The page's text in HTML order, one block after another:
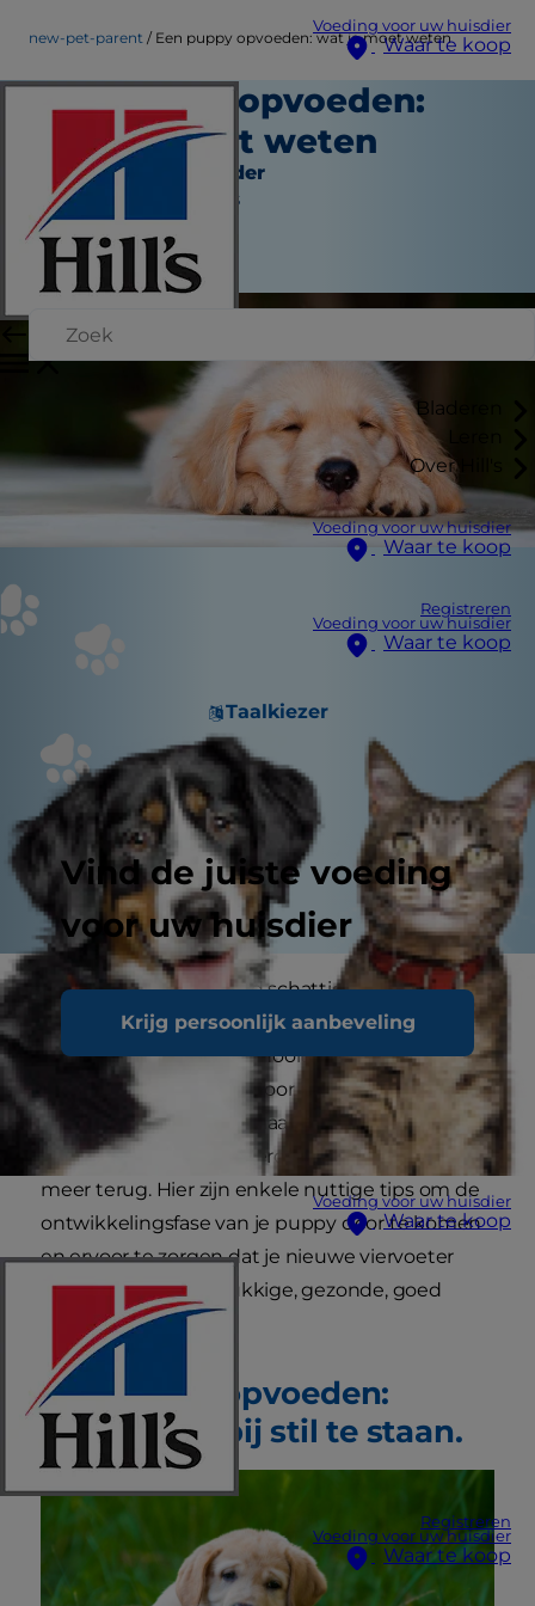
Voeding voor uw huisdier
Waar te koop
Bladeren
Over Hill's
Voeding voor uw huisdier
Waar te koop
Registreren
Voeding voor uw huisdier
Waar te koop
Taalkiezer
Vind de juiste voeding
voor uw huisdier
Krijg persoonlijk aanbeveling
Voeding voor uw huisdier
Waar te koop
Registreren
Voeding voor uw huisdier
Waar te koop
new-pet-parent Een puppy opvoeden: wat je moet weten
Een puppy opvoeden:
wat je moet weten
Nieuwe huisdierouder
Jean Marie Bauhaus
|
Juni 01, 2022
Puppy's zijn ontzettend schattig, maar laten we
eerlijk zijn - een puppy opvoeden zit vol
uitdagingen. Als je nog nooit een puppy hebt
gehad kan de taak die voor je ligt nogal
ontmoedigend lijken, maar als die grote puppy-
ogen eenmaal je hart veroveren is er geen weg
meer terug. Hier zijn enkele nuttige tips om de
ontwikkelingsfase van je puppy door te komen
en ervoor te zorgen dat je nieuwe viervoeter
opgroeit tot een gelukkige, gezonde, goed
aangepaste hond.
Een puppy opvoeden:
dingen om bij stil te staan.